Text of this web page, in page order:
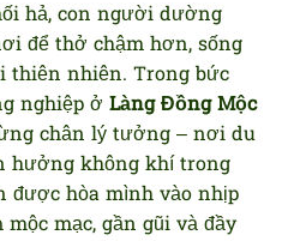
hả, con người dường
để thở chậm hơn, sống
thiên nhiên. Trong bức
nghiệp ở Làng Đồng Mộc
chân lý tưởng – nơi du
hưởng không khí trong
được hòa mình vào nhịp
mạc, gần gũi và đầy